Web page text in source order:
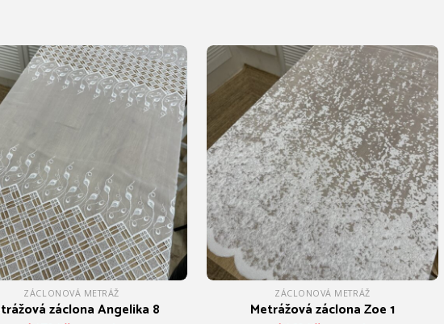
ZÁCLONOVÁ METRÁŽ
záclona Angelika 8
ZÁCLONOVÁ METRÁŽ
Metrážová záclona Zoe 1